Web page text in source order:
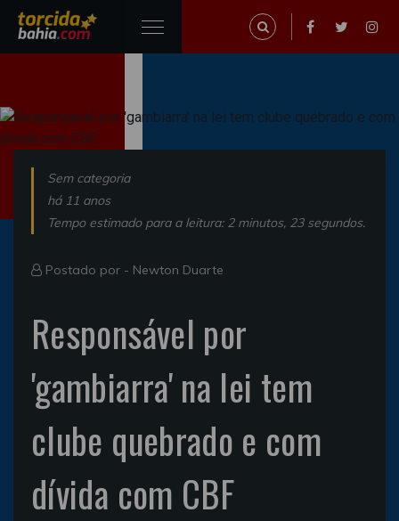
Sem categoria
há 11 anos
Tempo estimado para a leitura: 2 minutos, 23 segundos.
Postado por - Newton Duarte
Responsável por
'gambiarra' na lei tem
clube quebrado e com
dívida com CBF